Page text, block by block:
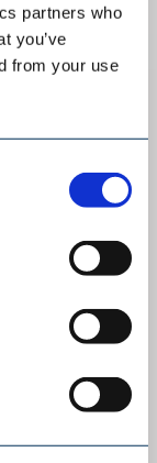
partners who
you’ve
from your use
20-jähriger
in
SPRACHE
›